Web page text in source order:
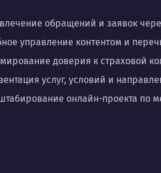
обращений и заявок
управление контентом и
доверия к страховой
услуг, условий и
онлайн-проекта по